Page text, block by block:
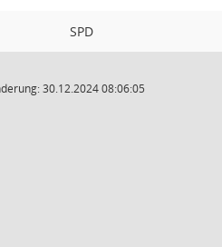
SPD
30.12.2024 08:06:05